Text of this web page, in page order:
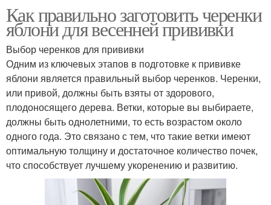
Как правильно заготовить черенки
яблони для весенней прививки
Выбор черенков для прививки
Одним из ключевых этапов в подготовке к прививке
яблони является правильный выбор черенков. Черенки,
или привой, должны быть взяты от здорового,
плодоносящего дерева. Ветки, которые вы выбираете,
должны быть однолетними, то есть возрастом около
одного года. Это связано с тем, что такие ветки имеют
оптимальную толщину и достаточное количество почек,
что способствует лучшему укоренению и развитию.